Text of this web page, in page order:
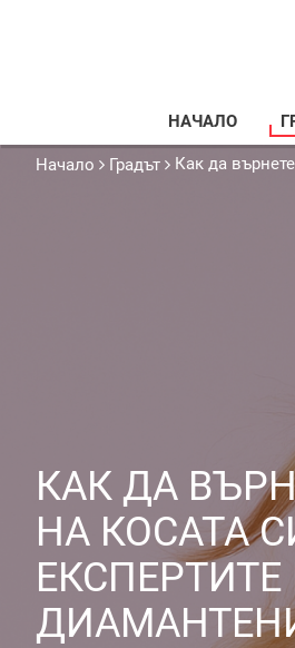
НАЧАЛО
Начало Градът Как да
КАК ДА
НА КОСАТА